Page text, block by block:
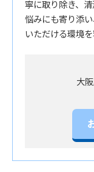
寧に取り除き、
悩みにも寄り添
いただける環境
大